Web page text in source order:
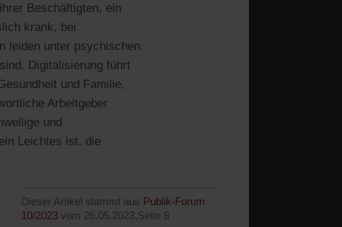
Beschäftigten, ein
krank, bei
leiden unter psychischen
Digitalisierung führt
und Familie,
Arbeitgeber
und
Leichtes ist, die
Dieser Artikel stammt aus Publik-Forum
10/2023 vom 26.05.2023,Seite 8